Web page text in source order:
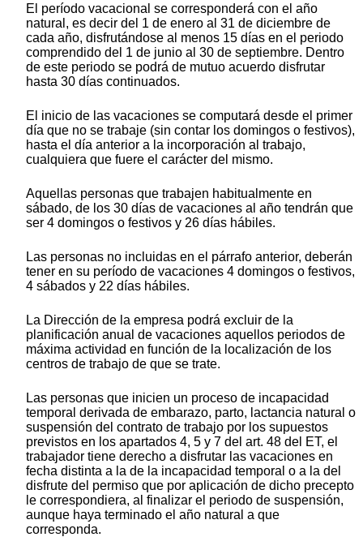
El período vacacional se corresponderá con el año
natural, es decir del 1 de enero al 31 de diciembre de
cada año, disfrutándose al menos 15 días en el periodo
comprendido del 1 de junio al 30 de septiembre. Dentro
de este periodo se podrá de mutuo acuerdo disfrutar
hasta 30 días continuados.
El inicio de las vacaciones se computará desde el primer
día que no se trabaje (sin contar los domingos o festivos),
hasta el día anterior a la incorporación al trabajo,
cualquiera que fuere el carácter del mismo.
Aquellas personas que trabajen habitualmente en
sábado, de los 30 días de vacaciones al año tendrán que
ser 4 domingos o festivos y 26 días hábiles.
Las personas no incluidas en el párrafo anterior, deberán
tener en su período de vacaciones 4 domingos o festivos,
4 sábados y 22 días hábiles.
La Dirección de la empresa podrá excluir de la
planificación anual de vacaciones aquellos periodos de
máxima actividad en función de la localización de los
centros de trabajo de que se trate.
Las personas que inicien un proceso de incapacidad
temporal derivada de embarazo, parto, lactancia natural o
suspensión del contrato de trabajo por los supuestos
previstos en los apartados 4, 5 y 7 del art. 48 del ET, el
trabajador tiene derecho a disfrutar las vacaciones en
fecha distinta a la de la incapacidad temporal o a la del
disfrute del permiso que por aplicación de dicho precepto
le correspondiera, al finalizar el periodo de suspensión,
aunque haya terminado el año natural a que
corresponda.